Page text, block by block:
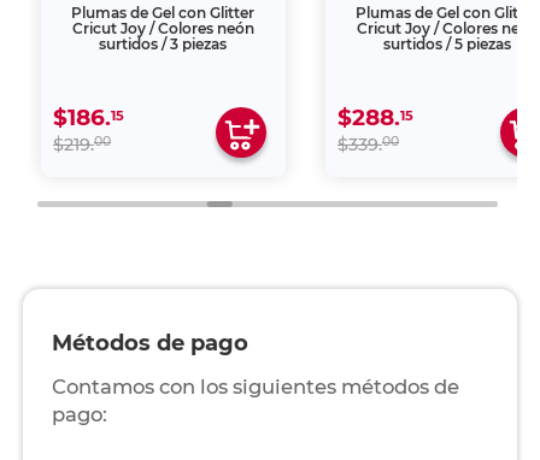
Plumas de Gel con Glitter
Cricut Joy / Colores neón
surtidos / 3 piezas
$186.15
$219.00
Plumas de Gel con Glitter
Cricut Joy / Colores neón
surtidos / 5 piezas
$288.15
$339.00
Métodos de pago
Contamos con los siguientes métodos de
pago: